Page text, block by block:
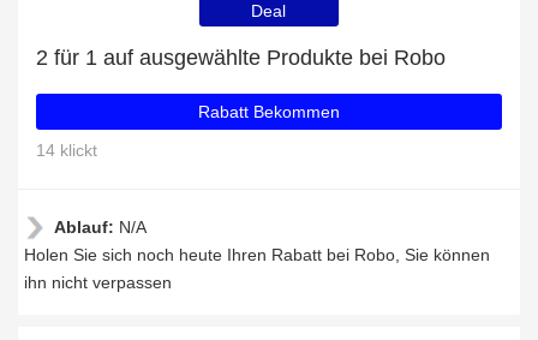
Deal
2 für 1 auf ausgewählte Produkte bei Robo
Rabatt Bekommen
14 klickt
Ablauf: N/A
Holen Sie sich noch heute Ihren Rabatt bei Robo, Sie können
ihn nicht verpassen